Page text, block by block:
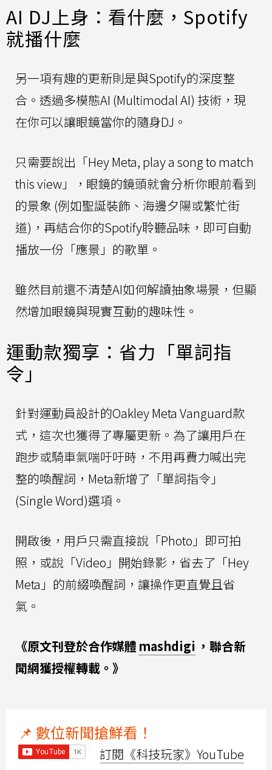
AI DJ上身：看什麼，Spotify
就播什麼
另一項有趣的更新則是與Spotify的深度整
合。透過多模態AI (Multimodal AI) 技術，現
在你可以讓眼鏡當你的隨身DJ。
只需要說出「Hey Meta, play a song to match
this view」，眼鏡的鏡頭就會分析你眼前看到
的景象 (例如聖誕裝飾、海邊夕陽或繁忙街
道)，再結合你的Spotify聆聽品味，即可自動
播放一份「應景」的歌單。
雖然目前還不清楚AI如何解讀抽象場景，但顯
然增加眼鏡與現實互動的趣味性。
運動款獨享：省力「單詞指
令」
針對運動員設計的Oakley Meta Vanguard款
式，這次也獲得了專屬更新。為了讓用戶在
跑步或騎車氣喘吁吁時，不用再費力喊出完
整的喚醒詞，Meta新增了「單詞指令」
(Single Word)選項。
開啟後，用戶只需直接說「Photo」即可拍
照，或說「Video」開始錄影，省去了「Hey
Meta」的前綴喚醒詞，讓操作更直覺且省
氣。
《原文刊登於合作媒體 mashdigi ，聯合新
聞網獲授權轉載。》
📌 數位新聞搶鮮看！
訂閱《科技玩家》YouTube